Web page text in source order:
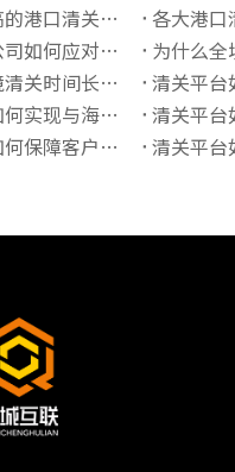
清关效率高的港口清关公司有哪些推荐？
国际物流公司如何应对高全境清关查验率？
为什么全境清关时间长？有哪些影响因素？
清关平台如何实现与海关系统的实时数据对接？
清关平台如何保障客户信息的隐私安全？